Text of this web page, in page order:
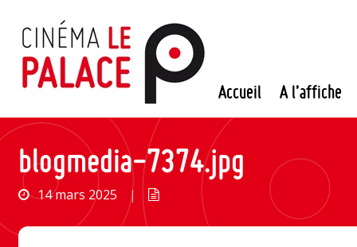
contenu
Accueil A l’affiche
blogmedia-7374.jpg
14 mars 2025 |